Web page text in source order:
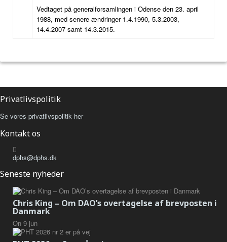
Vedtaget på generalforsamlingen i Odense den 23. april
1988, med senere ændringer 1.4.1990, 5.3.2003,
14.4.2007 samt 14.3.2015.
Privatlivspolitik
Se vores privatlivspolitik her
Kontakt os
dphs@dphs.dk
Seneste nyheder
Chris King – Om DAO’s overtagelse af brevposten i
Danmark
On 9 jun